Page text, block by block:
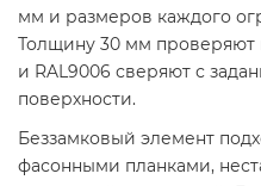
мм и размеров каждого
Толщину 30 мм проверяют
и RAL9006 сверяют с
поверхности.
Беззамковый элемент
фасонными планками,